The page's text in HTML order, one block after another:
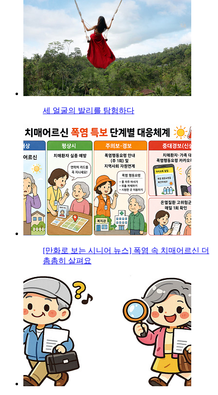
세 얼굴의 발리를 탐험하다
[만화로 보는 시니어 뉴스] 폭염 속 치매어르신 더
촘촘히 살펴요